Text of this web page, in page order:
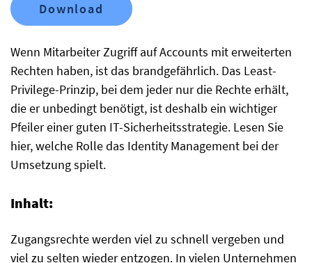
Wenn Mitarbeiter Zugriff auf Accounts mit erweiterten
Rechten haben, ist das brandgefährlich. Das Least-
Privilege-Prinzip, bei dem jeder nur die Rechte erhält,
die er unbedingt benötigt, ist deshalb ein wichtiger
Pfeiler einer guten IT-Sicherheitsstrategie. Lesen Sie
hier, welche Rolle das Identity Management bei der
Umsetzung spielt.
Inhalt:
Zugangsrechte werden viel zu schnell vergeben und
viel zu selten wieder entzogen. In vielen Unternehmen
Download